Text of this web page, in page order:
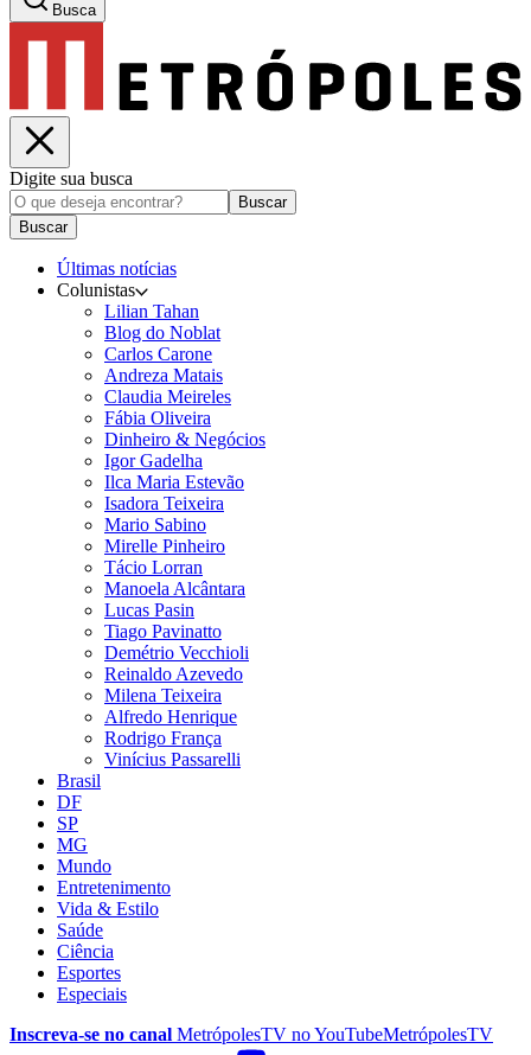
Busca
Digite sua busca
Buscar
Buscar
Últimas notícias
Colunistas
Lilian Tahan
Blog do Noblat
Carlos Carone
Andreza Matais
Claudia Meireles
Fábia Oliveira
Dinheiro & Negócios
Igor Gadelha
Ilca Maria Estevão
Isadora Teixeira
Mario Sabino
Mirelle Pinheiro
Tácio Lorran
Manoela Alcântara
Lucas Pasin
Tiago Pavinatto
Demétrio Vecchioli
Reinaldo Azevedo
Milena Teixeira
Alfredo Henrique
Rodrigo França
Vinícius Passarelli
Brasil
DF
SP
MG
Mundo
Entretenimento
Vida & Estilo
Saúde
Ciência
Esportes
Especiais
Inscreva-se no canal MetrópolesTV noYouTubeMetrópolesTV